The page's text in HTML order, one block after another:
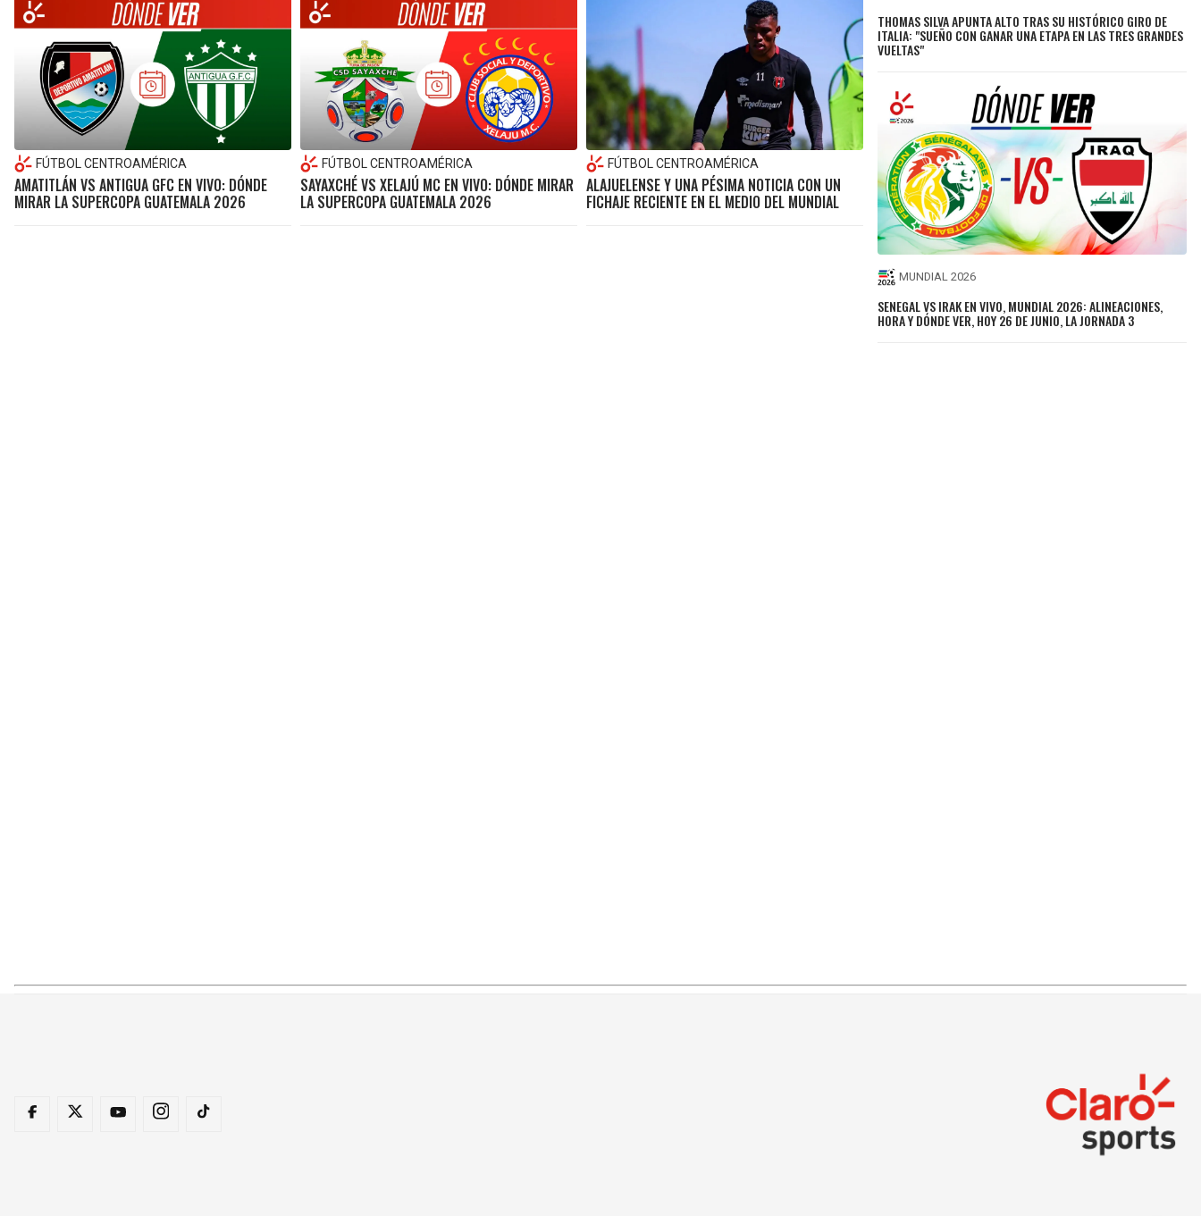
FÚTBOL CENTROAMÉRICA
AMATITLÁN VS ANTIGUA GFC EN VIVO: DÓNDE
MIRAR LA SUPERCOPA GUATEMALA 2026
FÚTBOL CENTROAMÉRICA
SAYAXCHÉ VS XELAJÚ MC EN VIVO: DÓNDE MIRAR
LA SUPERCOPA GUATEMALA 2026
FÚTBOL CENTROAMÉRICA
ALAJUELENSE Y UNA PÉSIMA NOTICIA CON UN
FICHAJE RECIENTE EN EL MEDIO DEL MUNDIAL
THOMAS SILVA APUNTA ALTO TRAS SU HISTÓRICO GIRO DE
ITALIA: "SUEÑO CON GANAR UNA ETAPA EN LAS TRES GRANDES
VUELTAS"
MUNDIAL 2026
SENEGAL VS IRAK EN VIVO, MUNDIAL 2026: ALINEACIONES,
HORA Y DÓNDE VER, HOY 26 DE JUNIO, LA JORNADA 3